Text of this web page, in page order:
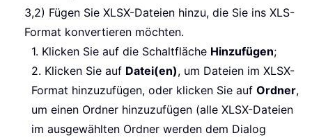
3,2) Fügen Sie XLSX-Dateien hinzu, die Sie ins XLS-
Format konvertieren möchten.
1. Klicken Sie auf die Schaltfläche Hinzufügen;
2. Klicken Sie auf Datei(en), um Dateien im XLSX-
Format hinzuzufügen, oder klicken Sie auf Ordner,
um einen Ordner hinzuzufügen (alle XLSX-Dateien
im ausgewählten Ordner werden dem Dialog